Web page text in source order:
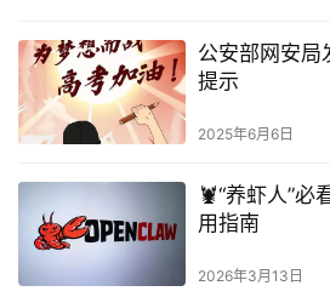
公安部网安局
提示
2025年6月6日
🦞“养虾人”
用指南
2026年3月13日